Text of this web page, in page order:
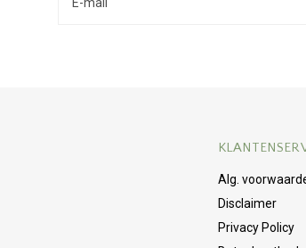
Alg.
Disclaimer
Privacy Policy